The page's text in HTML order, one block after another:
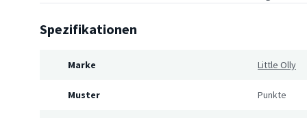
Spezifikationen
Marke Little Olly
Muster Punkte